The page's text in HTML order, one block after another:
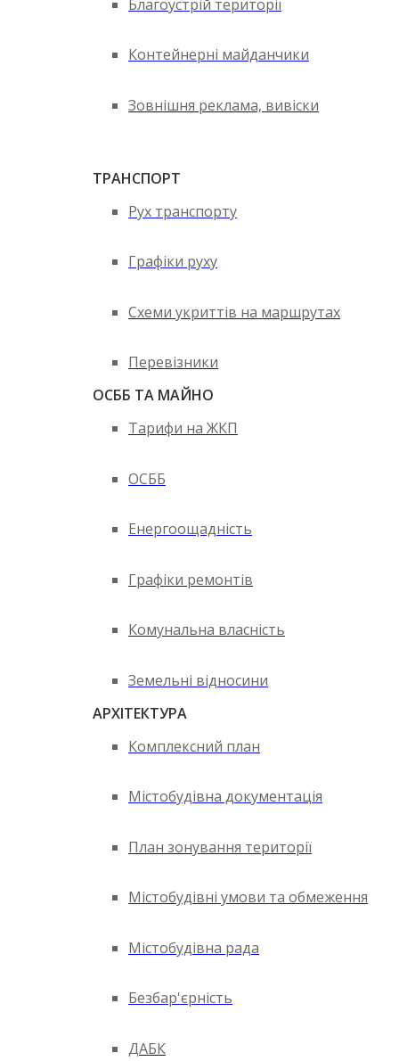
Благоустрій території
Контейнерні майданчики
Зовнішня реклама, вивіски
ТРАНСПОРТ
Рух транспорту
Графіки руху
Схеми укриттів на маршрутах
Перевізники
ОСББ ТА МАЙНО
Тарифи на ЖКП
ОСББ
Енергоощадність
Графіки ремонтів
Комунальна власність
Земельні відносини
АРХІТЕКТУРА
Комплексний план
Містобудівна документація
План зонування території
Містобудівні умови та обмеження
Містобудівна рада
Безбар'єрність
ДАБК